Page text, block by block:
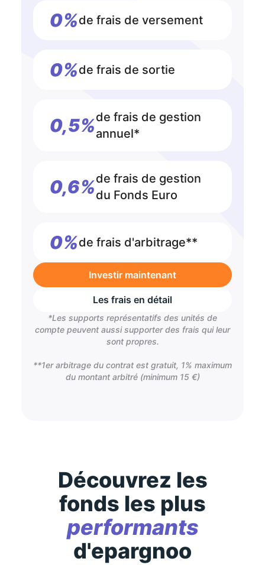
0%de frais de versement
0%de frais de sortie
0,5%de frais de gestion
annuel*
0,6%de frais de gestion
du Fonds Euro
0%de frais d'arbitrage**
Investir maintenant
Les frais en détail
*Les supports représentatifs des unités de
compte peuvent aussi supporter des frais qui leur
sont propres.
**1er arbitrage du contrat est gratuit, 1% maximum
du montant arbitré (minimum 15 €)
Découvrez les
fonds les plus
performants
d'epargnoo